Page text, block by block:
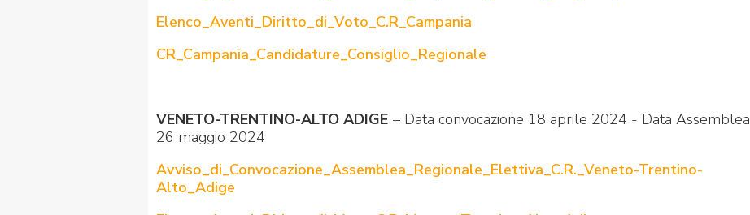
Elenco_Aventi_Diritto_di_Voto_C.R_Campania
CR_Campania_Candidature_Consiglio_Regionale
VENETO-TRENTINO-ALTO ADIGE – Data convocazione 18 aprile 2024 - Data Assemblea
26 maggio 2024
Avviso_di_Convocazione_Assemblea_Regionale_Elettiva_C.R._Veneto-Trentino-
Alto_Adige